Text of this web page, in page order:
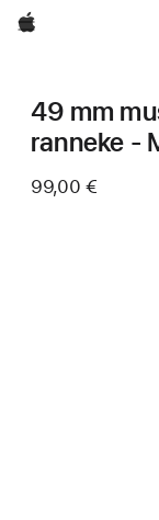
Apple
49 mm
ranneke -
99,00 €